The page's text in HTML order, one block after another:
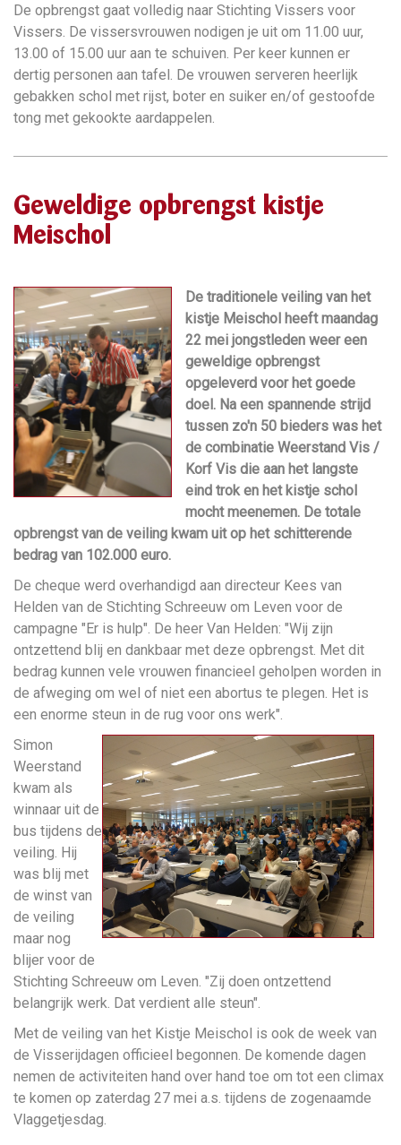
De opbrengst gaat volledig naar Stichting Vissers voor
Vissers. De vissersvrouwen nodigen je uit om 11.00 uur,
13.00 of 15.00 uur aan te schuiven. Per keer kunnen er
dertig personen aan tafel. De vrouwen serveren heerlijk
gebakken schol met rijst, boter en suiker en/of gestoofde
tong met gekookte aardappelen.
Geweldige opbrengst kistje
Meischol
De traditionele veiling van het
kistje Meischol heeft maandag
22 mei jongstleden weer een
geweldige opbrengst
opgeleverd voor het goede
doel. Na een spannende strijd
tussen zo'n 50 bieders was het
de combinatie Weerstand Vis /
Korf Vis die aan het langste
eind trok en het kistje schol
mocht meenemen. De totale
opbrengst van de veiling kwam uit op het schitterende
bedrag van 102.000 euro.
De cheque werd overhandigd aan directeur Kees van
Helden van de Stichting Schreeuw om Leven voor de
campagne "Er is hulp". De heer Van Helden: "Wij zijn
ontzettend blij en dankbaar met deze opbrengst. Met dit
bedrag kunnen vele vrouwen financieel geholpen worden in
de afweging om wel of niet een abortus te plegen. Het is
een enorme steun in de rug voor ons werk".
Simon
Weerstand
kwam als
winnaar uit de
bus tijdens de
veiling. Hij
was blij met
de winst van
de veiling
maar nog
blijer voor de
Stichting Schreeuw om Leven. "Zij doen ontzettend
belangrijk werk. Dat verdient alle steun".
Met de veiling van het Kistje Meischol is ook de week van
de Visserijdagen officieel begonnen. De komende dagen
nemen de activiteiten hand over hand toe om tot een climax
te komen op zaterdag 27 mei a.s. tijdens de zogenaamde
Vlaggetjesdag.